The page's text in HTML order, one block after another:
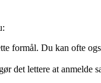
formål. Du kan ofte
det lettere at anmelde